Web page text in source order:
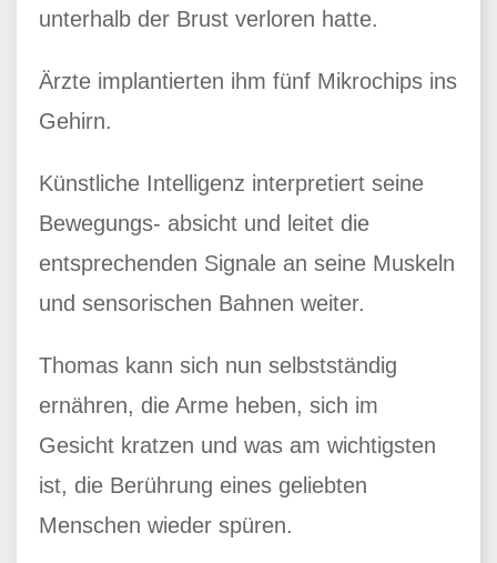
unterhalb der Brust verloren hatte.
Ärzte implantierten ihm fünf Mikrochips ins
Gehirn.
Künstliche Intelligenz interpretiert seine
Bewegungs- absicht und leitet die
entsprechenden Signale an seine Muskeln
und sensorischen Bahnen weiter.
Thomas kann sich nun selbstständig
ernähren, die Arme heben, sich im
Gesicht kratzen und was am wichtigsten
ist, die Berührung eines geliebten
Menschen wieder spüren.